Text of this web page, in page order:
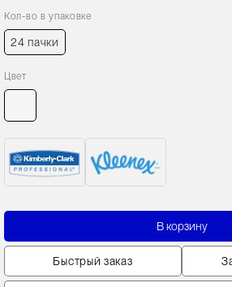
Кол-во в упаковке
24 пачки
Цвет
В корзину
Быстрый заказ